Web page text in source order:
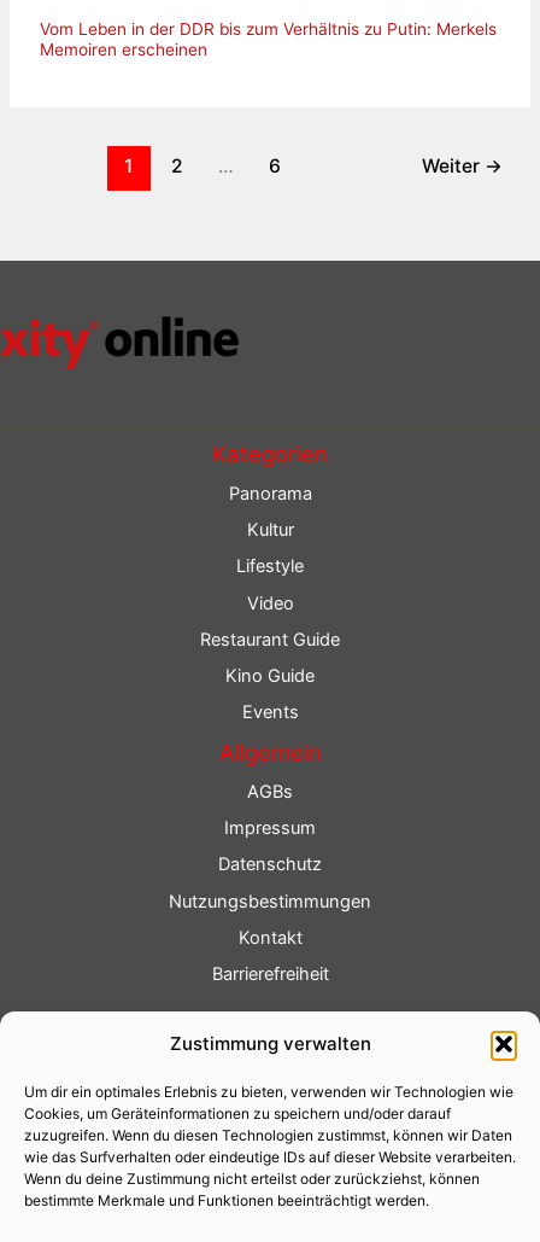
Zustimmung verwalten
Um dir ein optimales Erlebnis zu bieten, verwenden wir Technologien wie
Cookies, um Geräteinformationen zu speichern und/oder darauf
zuzugreifen. Wenn du diesen Technologien zustimmst, können wir Daten
wie das Surfverhalten oder eindeutige IDs auf dieser Website verarbeiten.
Wenn du deine Zustimmung nicht erteilst oder zurückziehst, können
bestimmte Merkmale und Funktionen beeinträchtigt werden.
Vom Leben in der DDR bis zum Verhältnis zu Putin: Merkels
Memoiren erscheinen
1 2 … 6 Weiter →
Kategorien
Panorama
Kultur
Lifestyle
Video
Restaurant Guide
Kino Guide
Events
Allgemein
AGBs
Impressum
Datenschutz
Nutzungsbestimmungen
Kontakt
Barrierefreiheit
Fotoservice
Videoservice
Werbung
Contenterstellung
Lokalnachrichten